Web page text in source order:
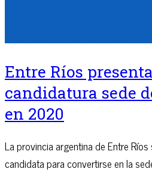
Entre Ríos
candidatura sede
en 2020
La provincia argentina de Entre
candidata para convertirse en la